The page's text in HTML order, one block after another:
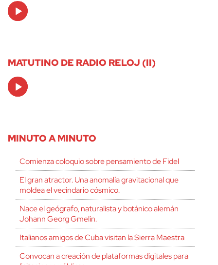
Audio
Player
MATUTINO DE RADIO RELOJ (II)
Audio
Player
MINUTO A MINUTO
Comienza coloquio sobre pensamiento de Fidel
El gran atractor. Una anomalía gravitacional que
moldea el vecindario cósmico.
Nace el geógrafo, naturalista y botánico alemán
Johann Georg Gmelin.
Italianos amigos de Cuba visitan la Sierra Maestra
Convocan a creación de plataformas digitales para